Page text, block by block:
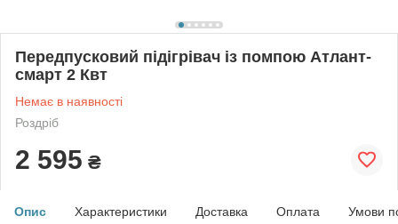
Передпусковий підігрівач із помпою Атлант-
смарт 2 Квт
Немає в наявності
Роздріб
2 595 ₴
Опис Характеристики Доставка Оплата Умови